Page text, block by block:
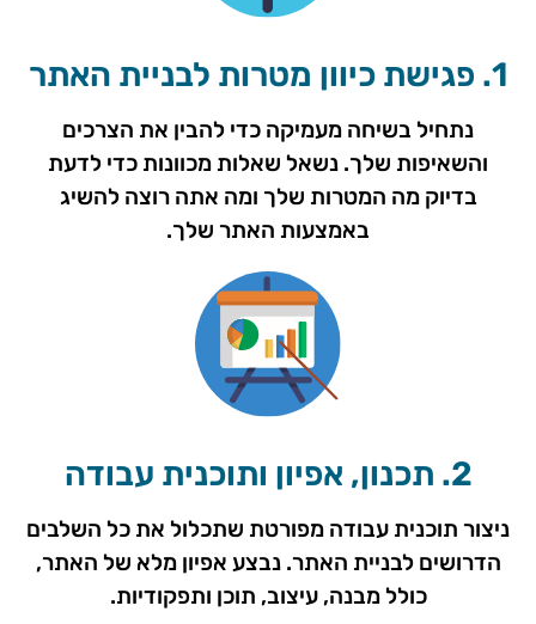
1. פגישת כיוון מטרות לבניית האתר
נתחיל בשיחה מעמיקה כדי להבין את הצרכים
והשאיפות שלך. נשאל שאלות מכוונות כדי לדעת
בדיוק מה המטרות שלך ומה אתה רוצה להשיג
באמצעות האתר שלך.
2. תכנון, אפיון ותוכנית עבודה
ניצור תוכנית עבודה מפורטת שתכלול את כל השלבים
הדרושים לבניית האתר. נבצע אפיון מלא של האתר,
כולל מבנה, עיצוב, תוכן ותפקודיות.